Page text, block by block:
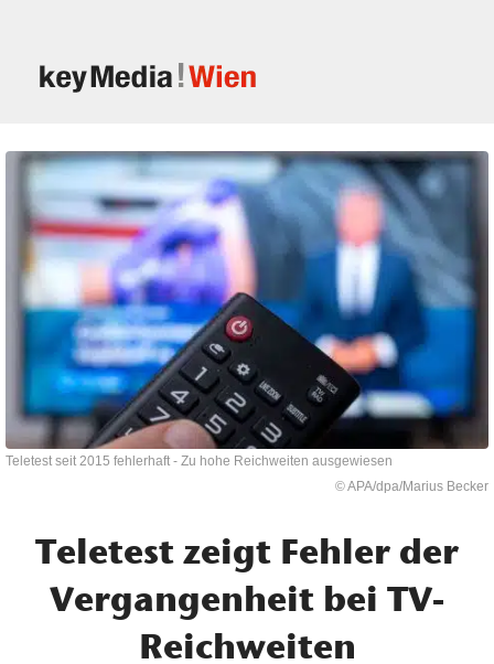
Teletest seit 2015 fehlerhaft - Zu hohe Reichweiten ausgewiesen
© APA/dpa/Marius Becker
Teletest zeigt Fehler der
Vergangenheit bei TV-
Reichweiten